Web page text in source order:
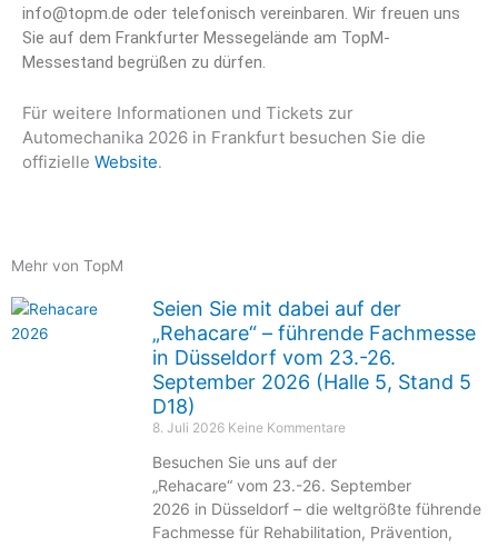
info@topm.de oder telefonisch vereinbaren. Wir freuen uns
Sie auf dem Frankfurter Messegelände am TopM-
Messestand begrüßen zu dürfen.
Für weitere Informationen und Tickets zur
Automechanika 2026 in Frankfurt besuchen Sie die
offizielle Website.
Mehr von TopM
Seien Sie mit dabei auf der
„Rehacare“ – führende Fachmesse
in Düsseldorf vom 23.-26.
September 2026 (Halle 5, Stand 5
D18)
8. Juli 2026 Keine Kommentare
Besuchen Sie uns auf der
„Rehacare“ vom 23.-26. September
2026 in Düsseldorf – die weltgrößte führende
Fachmesse für Rehabilitation, Prävention,